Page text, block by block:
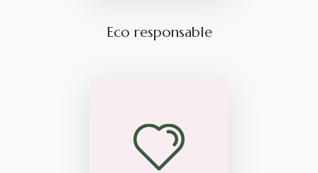
Eco responsable